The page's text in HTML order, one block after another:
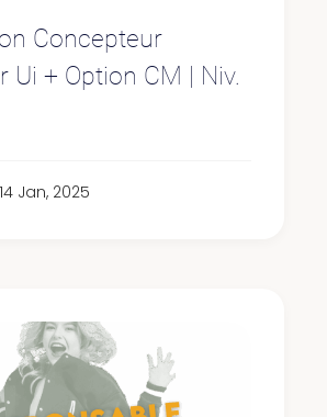
Concepteur
Ui + Option CM | Niv.
14 Jan, 2025